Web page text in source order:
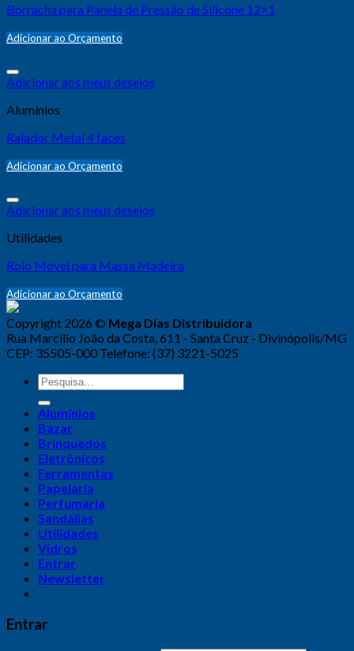
Borracha para Panela de Pressão de Silicone 12×1
Adicionar ao Orçamento
Adicionar aos meus desejos
Alumínios
Ralador Metal 4 faces
Adicionar ao Orçamento
Adicionar aos meus desejos
Utilidades
Rolo Móvel para Massa Madeira
Adicionar ao Orçamento
Copyright 2026 © Mega Dias Distribuidora
Rua Marcílio João da Costa, 611 - Santa Cruz - Divinópolis/MG
CEP: 35505-000 Telefone: (37) 3221-5025
Alumínios
Bazar
Brinquedos
Eletrônicos
Ferramentas
Papelaria
Perfumaria
Sandálias
Utilidades
Vidros
Entrar
Newsletter
Entrar